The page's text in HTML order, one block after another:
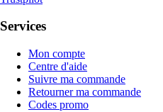
Services
Mon compte
Centre d'aide
Suivre ma commande
Retourner ma commande
Codes promo